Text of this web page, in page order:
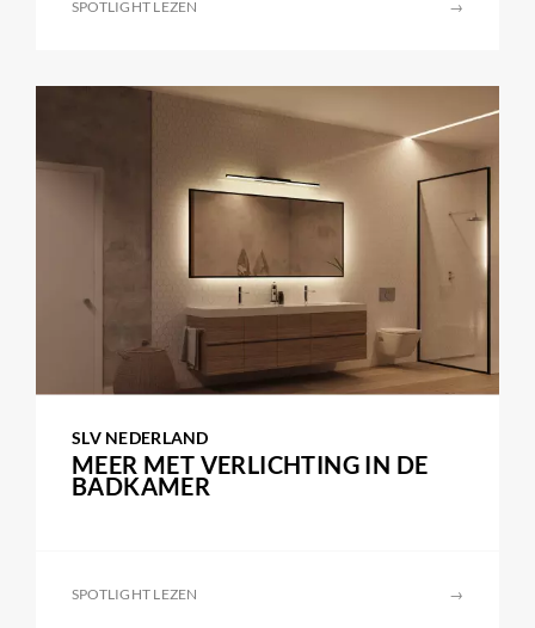
SPOTLIGHT LEZEN →
SLV NEDERLAND
MEER MET VERLICHTING IN DE
BADKAMER
SPOTLIGHT LEZEN →